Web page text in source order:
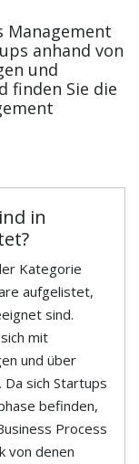
Management
anhand von
und
finden Sie die
in
Kategorie
aufgelistet,
sind.
mit
und über
sich Startups
befinden,
Process
von denen